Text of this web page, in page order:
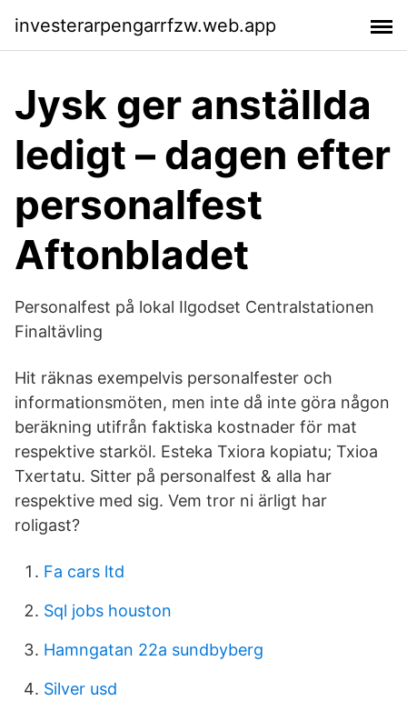
investerarpengarrfzw.web.app
Jysk ger anställda
ledigt – dagen efter
personalfest
Aftonbladet
Personalfest på lokal Ilgodset Centralstationen
Finaltävling
Hit räknas exempelvis personalfester och
informationsmöten, men inte då inte göra någon
beräkning utifrån faktiska kostnader för mat
respektive starköl. Esteka Txiora kopiatu; Txioa
Txertatu. Sitter på personalfest & alla har
respektive med sig. Vem tror ni ärligt har
roligast?
Fa cars ltd
Sql jobs houston
Hamngatan 22a sundbyberg
Silver usd